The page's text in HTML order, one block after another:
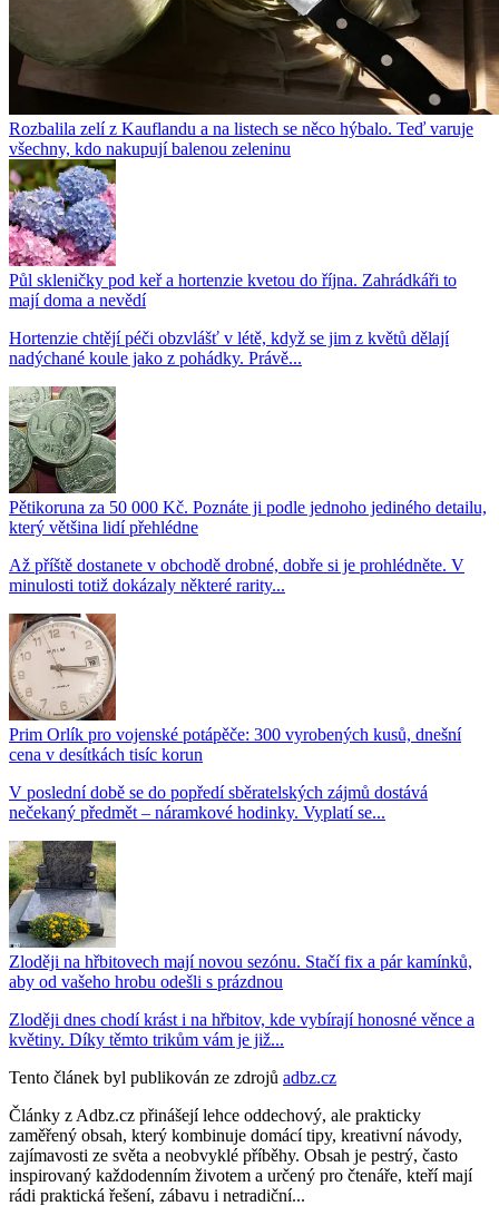
Rozbalila zelí z Kauflandu a na listech se něco hýbalo. Teď varuje
všechny, kdo nakupují balenou zeleninu
Půl skleničky pod keř a hortenzie kvetou do října. Zahrádkáři to
mají doma a nevědí
Hortenzie chtějí péči obzvlášť v létě, když se jim z květů dělají
nadýchané koule jako z pohádky. Právě...
Pětikoruna za 50 000 Kč. Poznáte ji podle jednoho jediného detailu,
který většina lidí přehlédne
Až příště dostanete v obchodě drobné, dobře si je prohlédněte. V
minulosti totiž dokázaly některé rarity...
Prim Orlík pro vojenské potápěče: 300 vyrobených kusů, dnešní
cena v desítkách tisíc korun
V poslední době se do popředí sběratelských zájmů dostává
nečekaný předmět – náramkové hodinky. Vyplatí se...
Zloději na hřbitovech mají novou sezónu. Stačí fix a pár kamínků,
aby od vašeho hrobu odešli s prázdnou
Zloději dnes chodí krást i na hřbitov, kde vybírají honosné věnce a
květiny. Díky těmto trikům vám je již...
Tento článek byl publikován ze zdrojů adbz.cz
Články z Adbz.cz přinášejí lehce oddechový, ale prakticky
zaměřený obsah, který kombinuje domácí tipy, kreativní návody,
zajímavosti ze světa a neobvyklé příběhy. Obsah je pestrý, často
inspirovaný každodenním životem a určený pro čtenáře, kteří mají
rádi praktická řešení, zábavu i netradiční...